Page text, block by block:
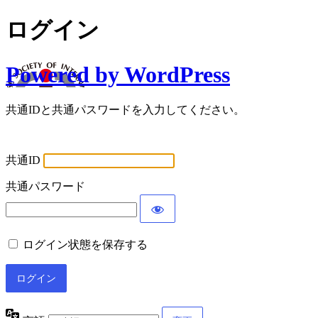
ログイン
Powered by WordPress
共通IDと共通パスワードを入力してください。
共通ID
共通パスワード
ログイン状態を保存する